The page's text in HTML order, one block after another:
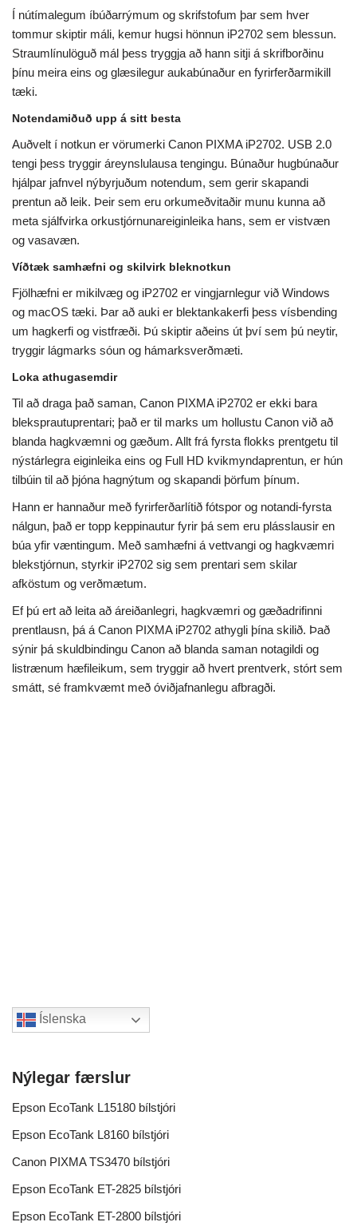
Í nútímalegum íbúðarrýmum og skrifstofum þar sem hver
tommur skiptir máli, kemur hugsi hönnun iP2702 sem blessun.
Straumlínulöguð mál þess tryggja að hann sitji á skrifborðinu
þínu meira eins og glæsilegur aukabúnaður en fyrirferðarmikill
tæki.
Notendamiðuð upp á sitt besta
Auðvelt í notkun er vörumerki Canon PIXMA iP2702. USB 2.0
tengi þess tryggir áreynslulausa tengingu. Búnaður hugbúnaður
hjálpar jafnvel nýbyrjuðum notendum, sem gerir skapandi
prentun að leik. Þeir sem eru orkumeðvitaðir munu kunna að
meta sjálfvirka orkustjórnunareiginleika hans, sem er vistvæn
og vasavæn.
Víðtæk samhæfni og skilvirk bleknotkun
Fjölhæfni er mikilvæg og iP2702 er vingjarnlegur við Windows
og macOS tæki. Þar að auki er blektankakerfi þess vísbending
um hagkerfi og vistfræði. Þú skiptir aðeins út því sem þú neytir,
tryggir lágmarks sóun og hámarksverðmæti.
Loka athugasemdir
Til að draga það saman, Canon PIXMA iP2702 er ekki bara
bleksprautuprentari; það er til marks um hollustu Canon við að
blanda hagkvæmni og gæðum. Allt frá fyrsta flokks prentgetu til
nýstárlegra eiginleika eins og Full HD kvikmyndaprentun, er hún
tilbúin til að þjóna hagnýtum og skapandi þörfum þínum.
Hann er hannaður með fyrirferðarlítið fótspor og notandi-fyrsta
nálgun, það er topp keppinautur fyrir þá sem eru plásslausir en
búa yfir væntingum. Með samhæfni á vettvangi og hagkvæmri
blekstjórnun, styrkir iP2702 sig sem prentari sem skilar
afköstum og verðmætum.
Ef þú ert að leita að áreiðanlegri, hagkvæmri og gæðadrifinni
prentlausn, þá á Canon PIXMA iP2702 athygli þína skilið. Það
sýnir þá skuldbindingu Canon að blanda saman notagildi og
listrænum hæfileikum, sem tryggir að hvert prentverk, stórt sem
smátt, sé framkvæmt með óviðjafnanlegu afbragði.
Íslenska
Nýlegar færslur
Epson EcoTank L15180 bílstjóri
Epson EcoTank L8160 bílstjóri
Canon PIXMA TS3470 bílstjóri
Epson EcoTank ET-2825 bílstjóri
Epson EcoTank ET-2800 bílstjóri